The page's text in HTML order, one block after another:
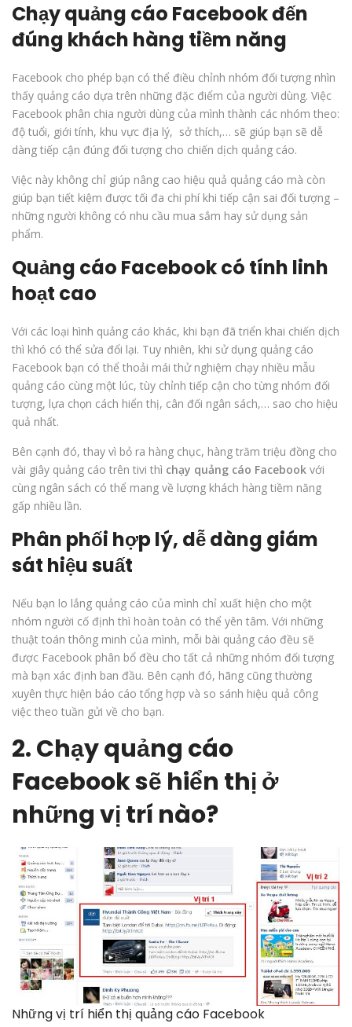
Chạy quảng cáo Facebook đến
đúng khách hàng tiềm năng
Facebook cho phép bạn có thể điều chỉnh nhóm đối tượng nhìn
thấy quảng cáo dựa trên những đặc điểm của người dùng. Việc
Facebook phân chia người dùng của mình thành các nhóm theo:
độ tuổi, giới tính, khu vực địa lý, sở thích,… sẽ giúp bạn sẽ dễ
dàng tiếp cận đúng đối tượng cho chiến dịch quảng cáo.
Việc này không chỉ giúp nâng cao hiệu quả quảng cáo mà còn
giúp bạn tiết kiệm được tối đa chi phí khi tiếp cận sai đối tượng –
những người không có nhu cầu mua sắm hay sử dụng sản
phẩm.
Quảng cáo Facebook có tính linh
hoạt cao
Với các loại hình quảng cáo khác, khi bạn đã triển khai chiến dịch
thì khó có thể sửa đổi lại. Tuy nhiên, khi sử dụng quảng cáo
Facebook bạn có thể thoải mái thử nghiệm chạy nhiều mẫu
quảng cáo cùng một lúc, tùy chỉnh tiếp cận cho từng nhóm đối
tượng, lựa chọn cách hiển thị, cân đối ngân sách,… sao cho hiệu
quả nhất.
Bên cạnh đó, thay vì bỏ ra hàng chục, hàng trăm triệu đồng cho
vài giây quảng cáo trên tivi thì chạy quảng cáo Facebook với
cùng ngân sách có thể mang về lượng khách hàng tiềm năng
gấp nhiều lần.
Phân phối hợp lý, dễ dàng giám
sát hiệu suất
Nếu bạn lo lắng quảng cáo của mình chỉ xuất hiện cho một
nhóm người cố định thì hoàn toàn có thể yên tâm. Với những
thuật toán thông minh của mình, mỗi bài quảng cáo đều sẽ
được Facebook phân bổ đều cho tất cả những nhóm đối tượng
mà bạn xác định ban đầu. Bên cạnh đó, hãng cũng thường
xuyên thực hiện báo cáo tổng hợp và so sánh hiệu quả công
việc theo tuần gửi về cho bạn.
2. Chạy quảng cáo
Facebook sẽ hiển thị ở
những vị trí nào?
Những vị trí hiển thị quảng cáo Facebook